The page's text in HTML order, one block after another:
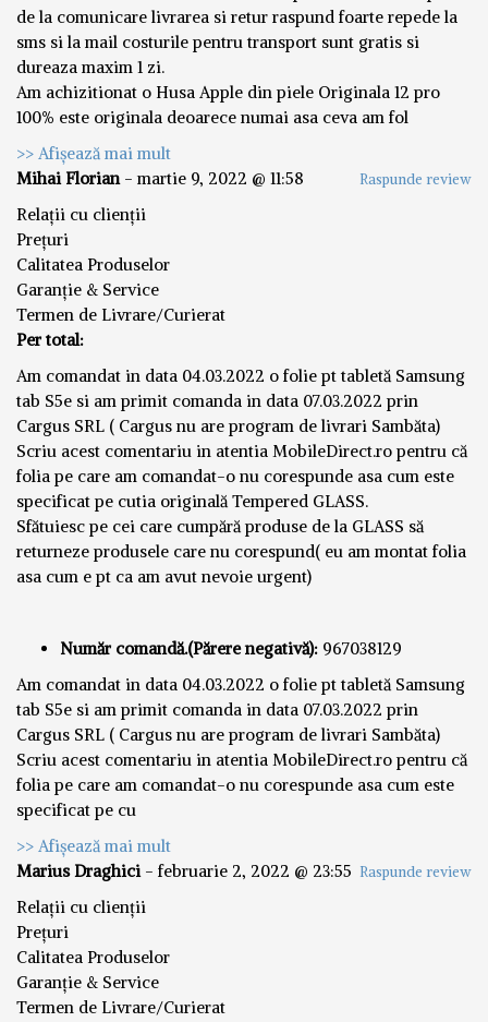
de la comunicare livrarea si retur raspund foarte repede la
sms si la mail costurile pentru transport sunt gratis si
dureaza maxim 1 zi.
Am achizitionat o Husa Apple din piele Originala 12 pro
100% este originala deoarece numai asa ceva am fol
>> Afișează mai mult
Mihai Florian - martie 9, 2022 @ 11:58 Raspunde review
Relații cu clienții
Prețuri
Calitatea Produselor
Garanție & Service
Termen de Livrare/Curierat
Per total:
Am comandat in data 04.03.2022 o folie pt tabletă Samsung
tab S5e si am primit comanda in data 07.03.2022 prin
Cargus SRL ( Cargus nu are program de livrari Sambăta)
Scriu acest comentariu in atentia MobileDirect.ro pentru că
folia pe care am comandat-o nu corespunde asa cum este
specificat pe cutia originală Tempered GLASS.
Sfătuiesc pe cei care cumpără produse de la GLASS să
returneze produsele care nu corespund( eu am montat folia
asa cum e pt ca am avut nevoie urgent)
Număr comandă.(Părere negativă): 967038129
Am comandat in data 04.03.2022 o folie pt tabletă Samsung
tab S5e si am primit comanda in data 07.03.2022 prin
Cargus SRL ( Cargus nu are program de livrari Sambăta)
Scriu acest comentariu in atentia MobileDirect.ro pentru că
folia pe care am comandat-o nu corespunde asa cum este
specificat pe cu
>> Afișează mai mult
Marius Draghici - februarie 2, 2022 @ 23:55 Raspunde review
Relații cu clienții
Prețuri
Calitatea Produselor
Garanție & Service
Termen de Livrare/Curierat